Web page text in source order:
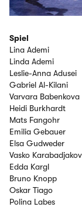
Spiel
Lina Ademi
Linda Ademi
Leslie-Anna Adusei
Gabriel Al-Kilani
Varvara Babenkova
Heidi Burkhardt
Mats Fangohr
Emilia Gebauer
Elsa Gudweder
Vasko Karabadjakov
Edda Kargl
Bruno Knopp
Oskar Tiago
Polina Labes